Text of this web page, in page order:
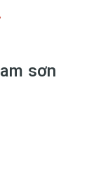
sơn